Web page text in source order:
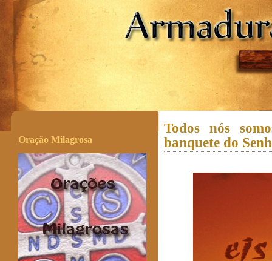
.
Oração Milagrosa
Todos nós
banquete do